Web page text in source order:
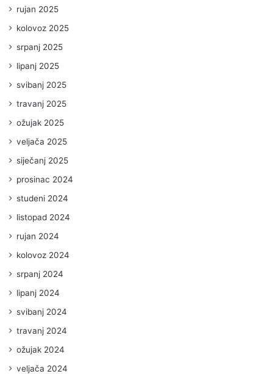
rujan 2025
kolovoz 2025
srpanj 2025
lipanj 2025
svibanj 2025
travanj 2025
ožujak 2025
veljača 2025
siječanj 2025
prosinac 2024
studeni 2024
listopad 2024
rujan 2024
kolovoz 2024
srpanj 2024
lipanj 2024
svibanj 2024
travanj 2024
ožujak 2024
veljača 2024